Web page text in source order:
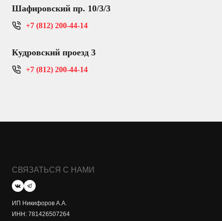
Шафировский пр. 10/3/3
+7 (812) 200-44-14
Кудровский проезд 3
+7 (812) 200-44-14
СВЯЗАТЬСЯ С НАМИ
ИП Никифоров А.А.
ИНН: 781426507264